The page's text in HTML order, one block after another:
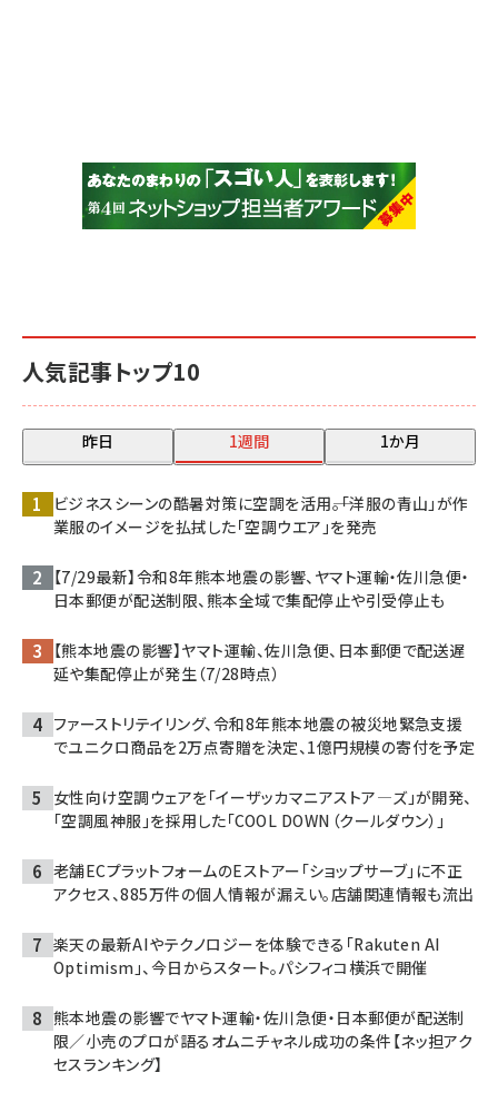
人気記事トップ10
昨日 1週間 1か月
ビジネスシーンの酷暑対策に空調を活用――。「洋服の青山」が作
業服のイメージを払拭した「空調ウエア」を発売
【7/29最新】令和8年熊本地震の影響、ヤマト運輸・佐川急便・
日本郵便が配送制限、熊本全域で集配停止や引受停止も
【熊本地震の影響】ヤマト運輸、佐川急便、日本郵便で配送遅
延や集配停止が発生（7/28時点）
ファーストリテイリング、令和8年熊本地震の被災地緊急支援
でユニクロ商品を2万点寄贈を決定、1億円規模の寄付を予定
女性向け空調ウェアを「イーザッカマニアストア―ズ」が開発、
「空調風神服」を採用した「COOL DOWN（クールダウン）」
老舗ECプラットフォームのEストアー「ショップサーブ」に不正
アクセス、885万件の個人情報が漏えい。店舗関連情報も流出
楽天の最新AIやテクノロジーを体験できる「Rakuten AI
Optimism」、今日からスタート。パシフィコ横浜で開催
熊本地震の影響でヤマト運輸・佐川急便・日本郵便が配送制
限／小売のプロが語るオムニチャネル成功の条件【ネッ担アク
セスランキング】